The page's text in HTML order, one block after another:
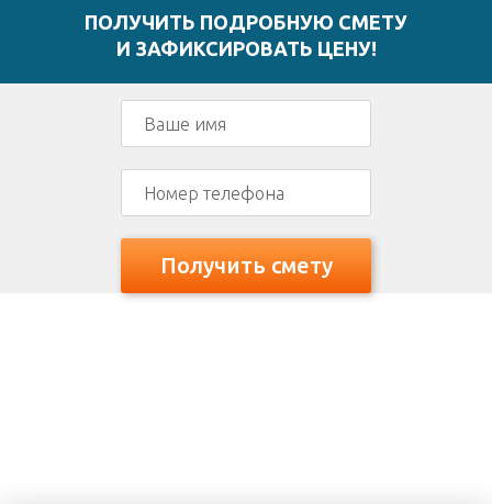
ПОЛУЧИТЬ ПОДРОБНУЮ СМЕТУ
И ЗАФИКСИРОВАТЬ ЦЕНУ!